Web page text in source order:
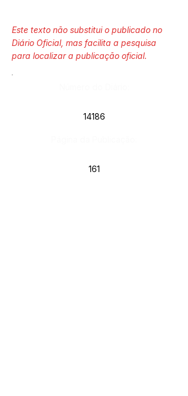
Este texto não substitui o publicado no
Diário Oficial, mas facilita a pesquisa
para localizar a publicação oficial.
14186
161